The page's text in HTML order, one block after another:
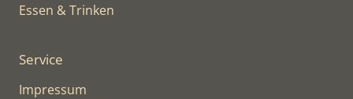
Essen & Trinken
Service
Impressum